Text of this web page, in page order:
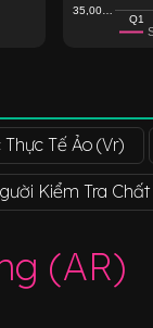
Q1
35,00…
Tế Ảo (Vr)
Kiểm Tra Chất
(AR)